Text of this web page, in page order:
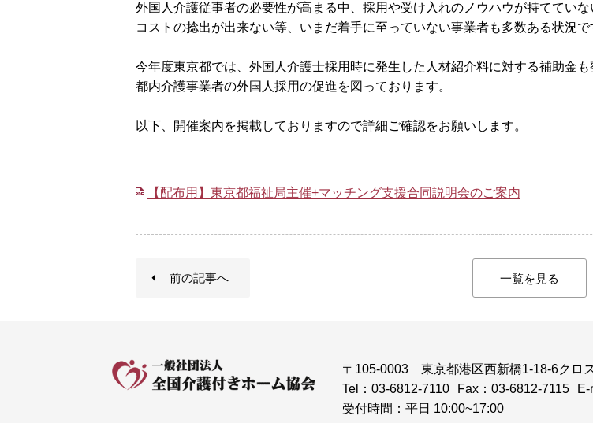
外国人介護従事者の必要性が高まる中、採用や受け入れのノウハウが持てていな
コストの捻出が出来ない等、いまだ着手に至っていない事業者も多数ある状況で
今年度東京都では、外国人介護士採用時に発生した人材紹介料に対する補助金も
都内介護事業者の外国人採用の促進を図っております。
以下、開催案内を掲載しておりますので詳細ご確認をお願いします。
【配布用】東京都福祉局主催+マッチング支援合同説明会のご案内
前の記事へ 一覧を見る
〒105-0003 東京都港区西新橋1-18-6クロ
Tel：03-6812-7110
Fax：03-6812-7115
受付時間：平日 10:00~17:00